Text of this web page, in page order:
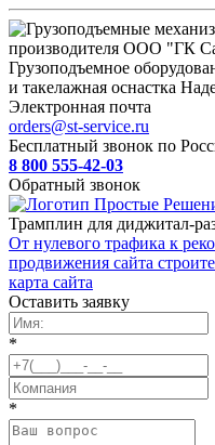
Грузоподъемное
и такелажная оснастка
Электронная почта
orders@st-service.ru
Бесплатный звонок по
8 800 555-42-03
Обратный звонок
Трамплин для диджитал-
От нулевого трафика к
продвижения сайта
карта сайта
Оставить заявку
*
*